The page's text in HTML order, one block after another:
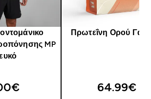
MP
Πρωτεΐνη Ορού
64.99€‎